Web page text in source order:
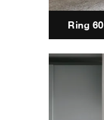
Ring 60